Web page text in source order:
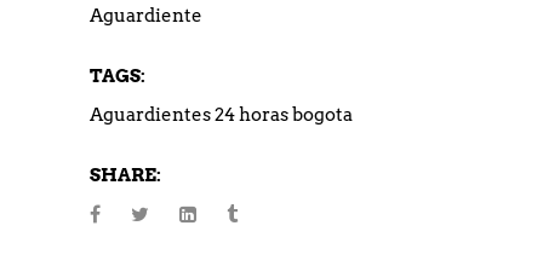
Aguardiente
TAGS:
Aguardientes 24 horas bogota
SHARE: